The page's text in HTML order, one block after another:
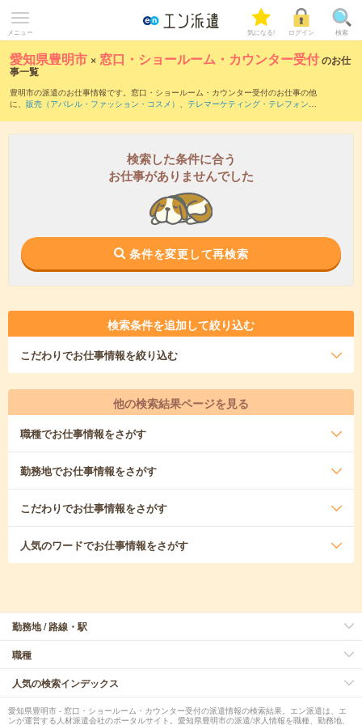
メニュー 気になる! ログイン 検索
愛知県豊明市 × 窓口・ショールーム・カウンター受付のお仕
事一覧
豊明市の派遣のお仕事情報です。窓口・ショールーム・カウンター受付のお仕事の他
に、 販売（アパレル・ファッション・コスメ） 、 テレマーケティング・テレフォンオ
でいただけます。職種辞典：窓口・ショールーム・カウンター受付のお仕事とは？と
検索した条件に合う
お仕事がありませんでした
条件を変更して再検索
検索条件を追加して絞り込む
こだわりでお仕事情報を絞り込む
他の検索結果ページを見る
職種でお仕事情報をさがす
勤務地でお仕事情報をさがす
こだわりでお仕事情報をさがす
人気のワードでお仕事情報をさがす
勤務地 / 路線・駅
職種
人気の検索インデックス
愛知県豊明市 - 窓口・ショールーム・カウンター受付の派遣情報の検索結果。エン派遣は、エ
ンが運営する人材派遣会社のポータルサイト。愛知県豊明市の派遣/求人情報を職種、勤務地、